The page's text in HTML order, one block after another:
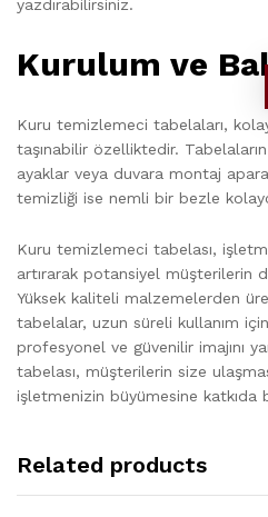
yazdırabilirsiniz.
Kurulum ve
Kuru temizlemeci tabelaları,
taşınabilir özelliktedir.
ayaklar veya duvara montaj
temizliği ise nemli bir bezle
Kuru temizlemeci tabelası,
artırarak potansiyel müşterilerin
Yüksek kaliteli malzemelerden
tabelalar, uzun süreli kullanım
profesyonel ve güvenilir imajını
tabelası, müşterilerin size
işletmenizin büyümesine katkıda
Related products